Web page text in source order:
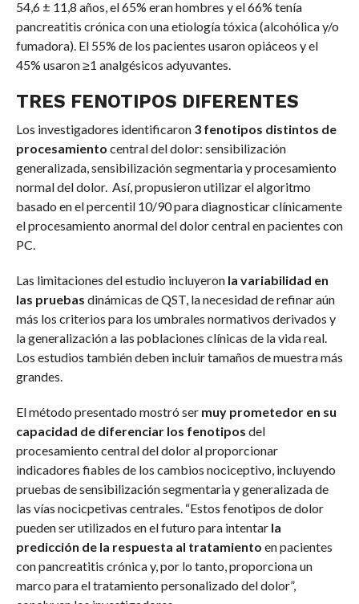
54,6 ± 11,8 años, el 65% eran hombres y el 66% tenía
pancreatitis crónica con una etiología tóxica (alcohólica y/o
fumadora). El 55% de los pacientes usaron opiáceos y el
45% usaron ≥1 analgésicos adyuvantes.
TRES FENOTIPOS DIFERENTES
Los investigadores identificaron 3 fenotipos distintos de
procesamiento central del dolor: sensibilización
generalizada, sensibilización segmentaria y procesamiento
normal del dolor. Así, propusieron utilizar el algoritmo
basado en el percentil 10/90 para diagnosticar clínicamente
el procesamiento anormal del dolor central en pacientes con
PC.
Las limitaciones del estudio incluyeron la variabilidad en
las pruebas dinámicas de QST, la necesidad de refinar aún
más los criterios para los umbrales normativos derivados y
la generalización a las poblaciones clínicas de la vida real.
Los estudios también deben incluir tamaños de muestra más
grandes.
El método presentado mostró ser muy prometedor en su
capacidad de diferenciar los fenotipos del
procesamiento central del dolor al proporcionar
indicadores fiables de los cambios nociceptivo, incluyendo
pruebas de sensibilización segmentaria y generalizada de
las vías nocicpetivas centrales. “Estos fenotipos de dolor
pueden ser utilizados en el futuro para intentar la
predicción de la respuesta al tratamiento en pacientes
con pancreatitis crónica y, por lo tanto, proporciona un
marco para el tratamiento personalizado del dolor”,